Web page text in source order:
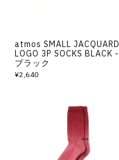
atmos SMALL JACQUARD
LOGO 3P SOCKS BLACK -
ブラック
¥2,640